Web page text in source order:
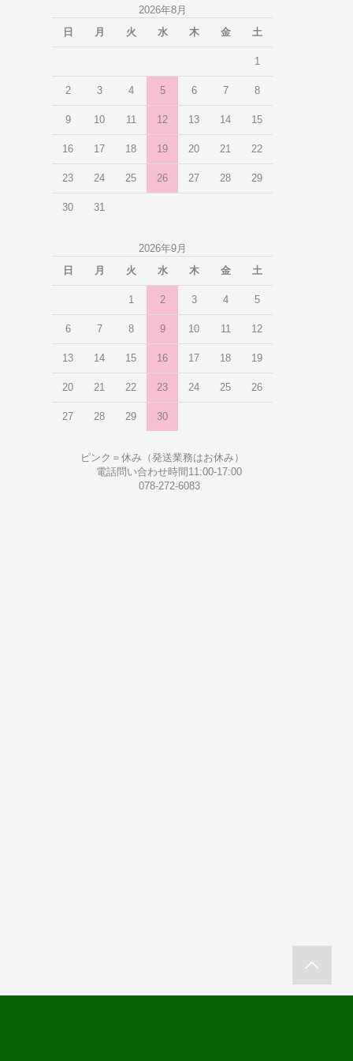
2026年8月
日
月 火 水 木 金 土
1
2 3 4 5 6 7 8
9 10 11 12 13 14 15
16 17 18 19 20 21 22
23 24 25 26 27 28 29
30 31
2026年9月
日
月 火 水 木 金 土
1 2 3 4 5
6 7 8 9 10 11 12
13 14 15 16 17 18 19
20 21 22 23 24 25 26
27 28 29 30
ピンク＝休み（発送業務はお休み）
電話問い合わせ時間11:00-17:00
078-272-6083